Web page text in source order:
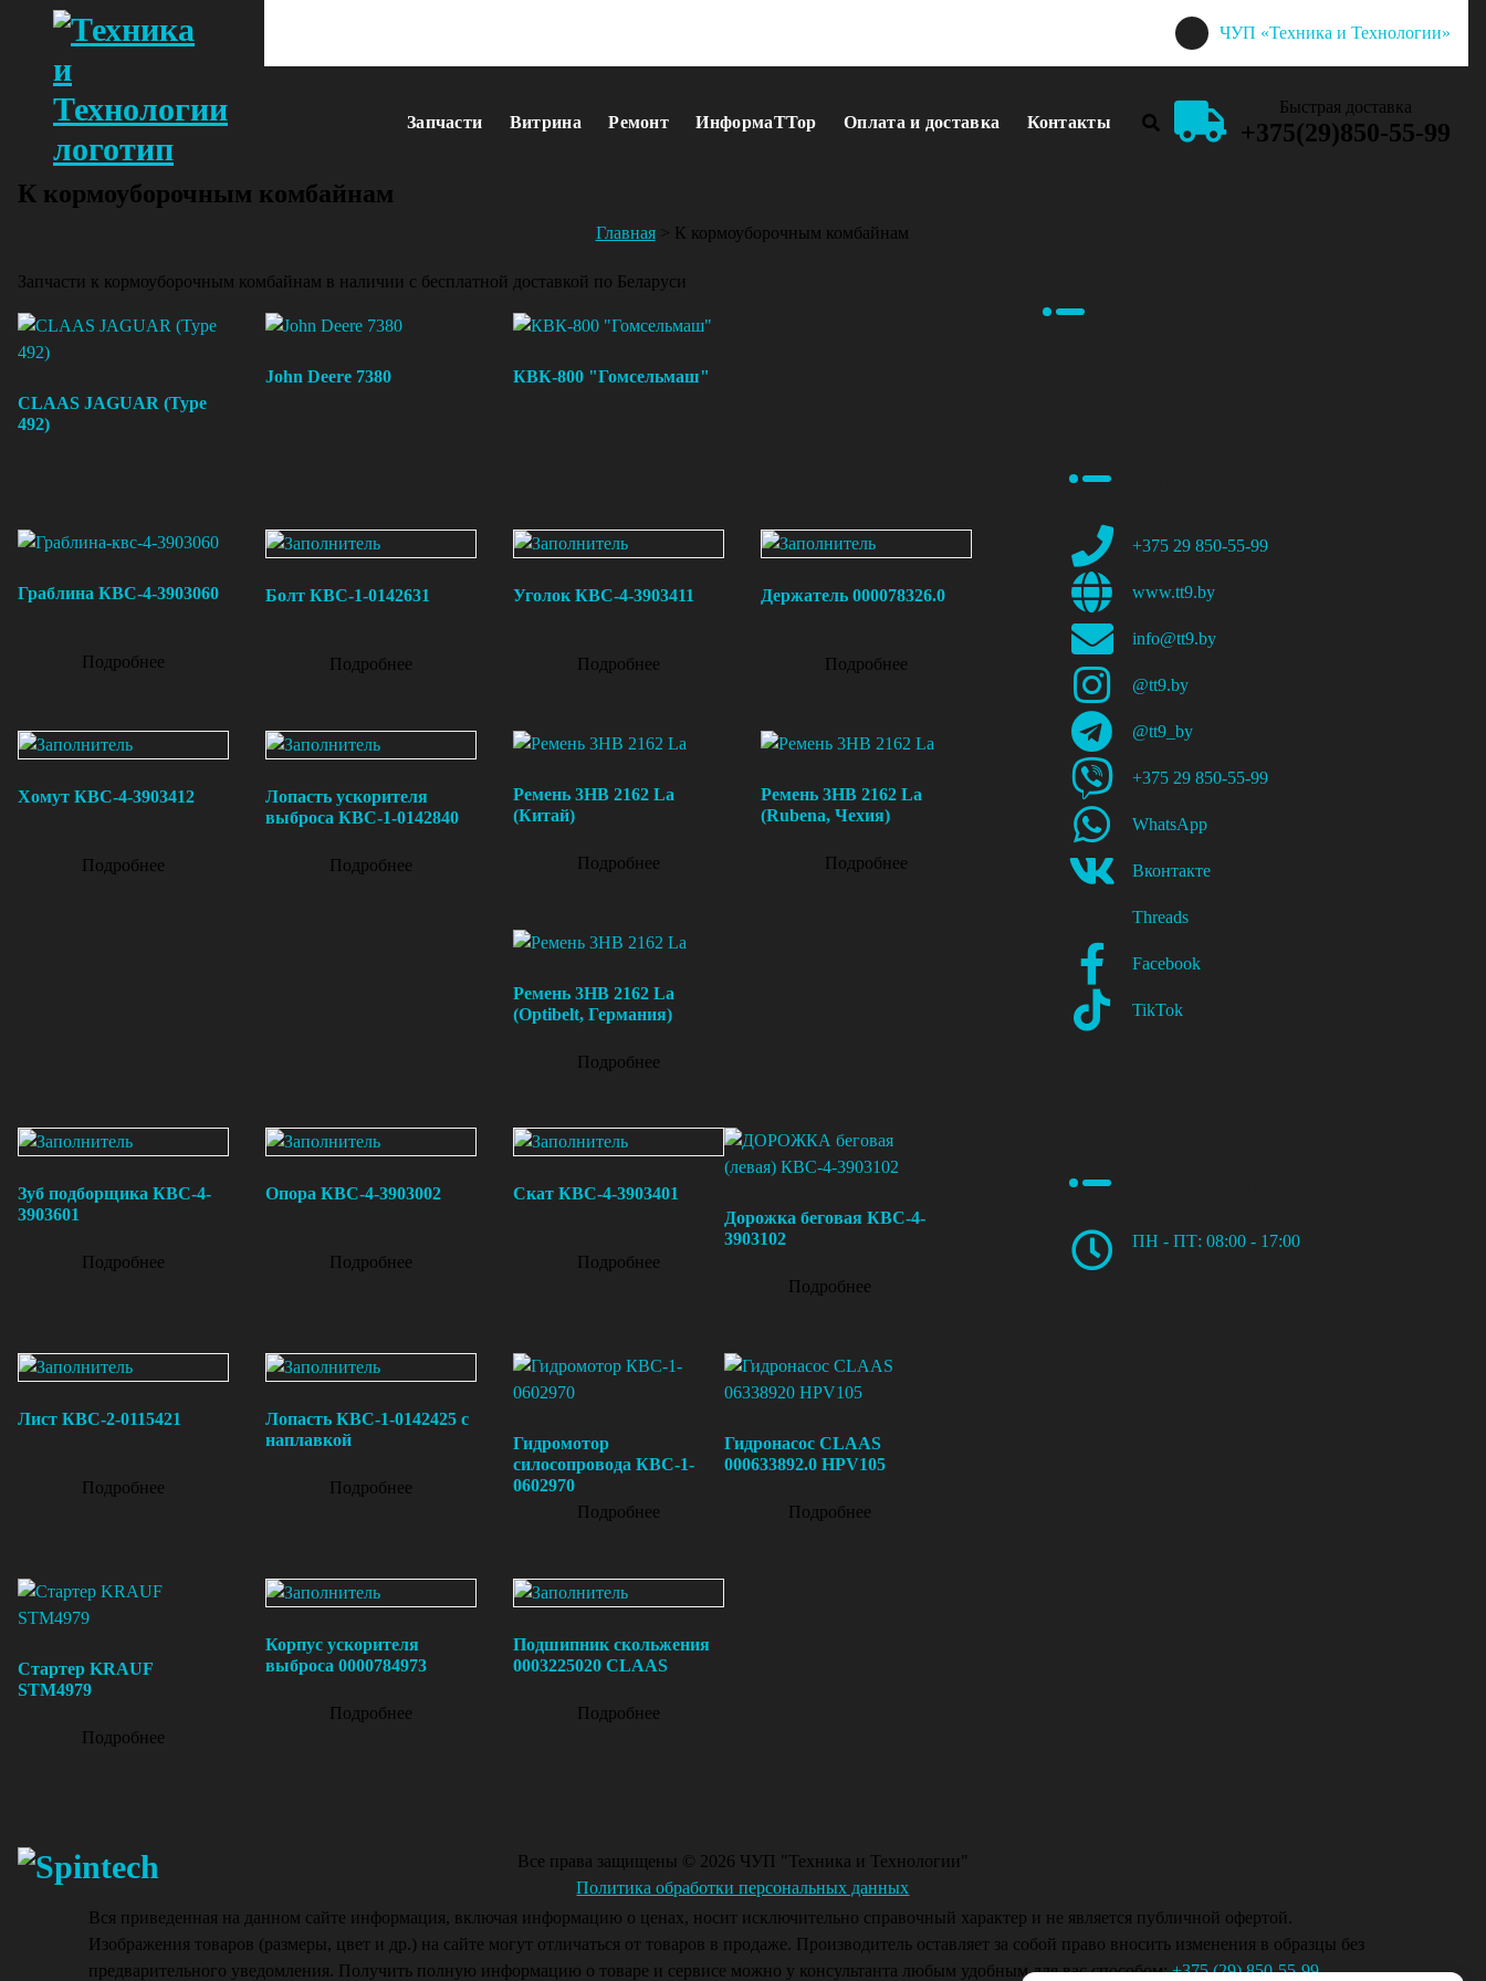
ЧУП «Техника и Технологии»
Запчасти Витрина Ремонт ИнформаТТор Оплата и доставка Контакты
Быстрая доставка
+375(29)850-55-99
К кормоуборочным комбайнам
Главная> К кормоуборочным комбайнам
Запчасти к кормоуборочным комбайнам в наличии с бесплатной доставкой по Беларуси
CLAAS JAGUAR (Type
492)
John Deere 7380 КВК-800 "Гомсельмаш"
Граблина КВС-4-3903060
Подробнее
Болт КВС-1-0142631
Подробнее
Уголок КВС-4-3903411
Подробнее
Держатель 000078326.0
Подробнее
Хомут КВС-4-3903412
Подробнее
Лопасть ускорителя
выброса КВС-1-0142840
Подробнее
Ремень 3НВ 2162 La
(Китай)
Подробнее
Ремень 3НВ 2162 La
(Rubena, Чехия)
Подробнее
Ремень 3НВ 2162 La
(Optibelt, Германия)
Подробнее
Зуб подборщика КВС-4-
3903601
Подробнее
Опора КВС-4-3903002
Подробнее
Скат КВС-4-3903401
Подробнее
Дорожка беговая КВС-4-
3903102
Подробнее
Лист КВС-2-0115421
Подробнее
Лопасть КВС-1-0142425 с
наплавкой
Подробнее
Гидромотор
силосопровода КВС-1-
0602970
Подробнее
Гидронасос CLAAS
000633892.0 HPV105
Подробнее
Стартер KRAUF
STM4979
Подробнее
Корпус ускорителя
выброса 0000784973
Подробнее
Подшипник скольжения
0003225020 CLAAS
Подробнее
+375 29 850-55-99
www.tt9.by
info@tt9.by
@tt9.by
@tt9_by
+375 29 850-55-99
WhatsApp
Вконтакте
Threads
Facebook
TikTok
ПН - ПТ: 08:00 - 17:00
Все права защищены © 2026 ЧУП "Техника и Технологии"
Политика обработки персональных данных
Вся приведенная на данном сайте информация, включая информацию о ценах, носит исключительно справочный характер и не является публичной офертой.
Изображения товаров (размеры, цвет и др.) на сайте могут отличаться от товаров в продаже. Производитель оставляет за собой право вносить изменения в образцы без
предварительного уведомления. Получить полную информацию о товаре и сервисе можно у консультанта любым удобным для вас способом:+375 (29) 850-55-99,